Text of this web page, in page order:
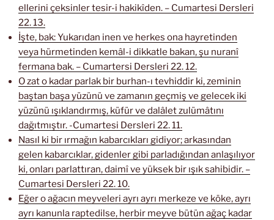
ellerini çeksinler tesir-i hakikîden. – Cumartesi Dersleri
22. 13.
İşte, bak: Yukarıdan inen ve herkes ona hayretinden
veya hürmetinden kemâl-i dikkatle bakan, şu nuranî
fermana bak. – Cumartersi Dersleri 22. 12.
O zat o kadar parlak bir burhan-ı tevhiddir ki, zeminin
baştan başa yüzünü ve zamanın geçmiş ve gelecek iki
yüzünü ışıklandırmış, küfür ve dalâlet zulümâtını
dağıtmıştır. -Cumartesi Dersleri 22. 11.
Nasıl ki bir ırmağın kabarcıkları gidiyor; arkasından
gelen kabarcıklar, gidenler gibi parladığından anlaşılıyor
ki, onları parlattıran, daimî ve yüksek bir ışık sahibidir. –
Cumartesi Dersleri 22. 10.
Eğer o ağacın meyveleri ayrı ayrı merkeze ve köke, ayrı
ayrı kanunla raptedilse, herbir meyve bütün ağaç kadar